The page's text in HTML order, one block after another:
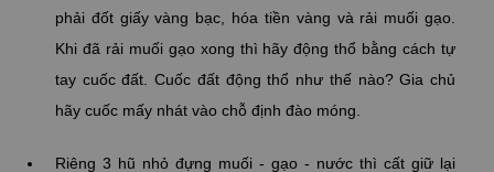
phải đốt giấy vàng bạc, hóa tiền vàng và rải muối gạo.
Khi đã rải muối gạo xong thì hãy động thổ bằng cách tự
tay cuốc đất. Cuốc đất động thổ như thế nào? Gia chủ
hãy cuốc mấy nhát vào chỗ định đào móng.
Riêng 3 hũ nhỏ đựng muối - gạo - nước thì cất giữ lại